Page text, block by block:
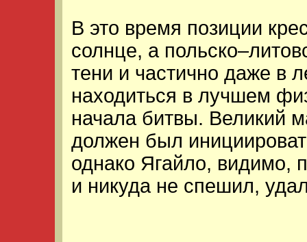
В это время позиции
солнце, а
тени и частично даже в
находиться в лучшем
начала битвы. Великий
должен был
однако Ягайло, видимо,
и никуда не спешил,